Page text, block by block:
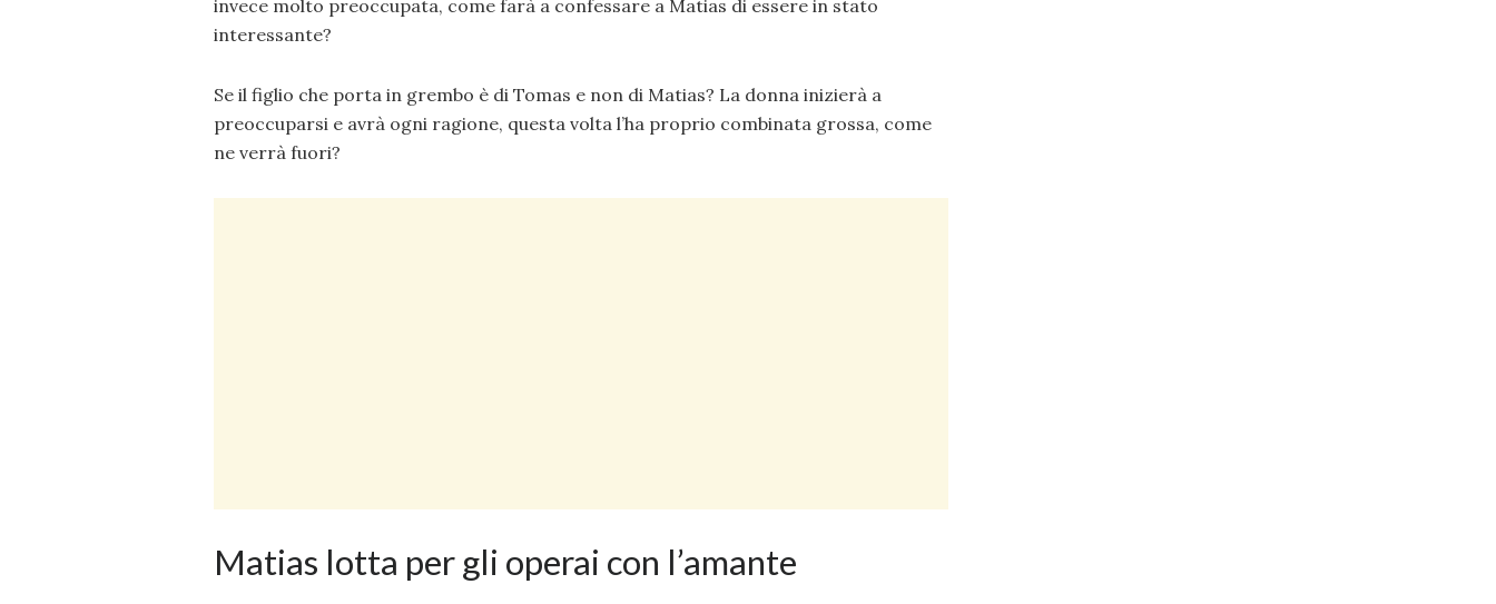
invece molto preoccupata, come farà a confessare a Matias di essere in stato
interessante?
Se il figlio che porta in grembo è di Tomas e non di Matias? La donna inizierà a
preoccuparsi e avrà ogni ragione, questa volta l’ha proprio combinata grossa, come
ne verrà fuori?
Matias lotta per gli operai con l’amante